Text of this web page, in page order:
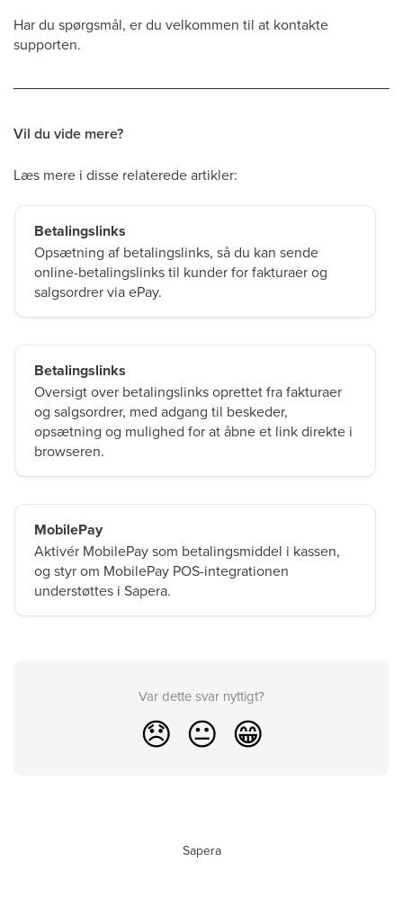
Har du spørgsmål, er du velkommen til at kontakte
supporten.
Vil du vide mere?
Læs mere i disse relaterede artikler:
Betalingslinks
Opsætning af betalingslinks, så du kan sende
online-betalingslinks til kunder for fakturaer og
salgsordrer via ePay.
Betalingslinks
Oversigt over betalingslinks oprettet fra fakturaer
og salgsordrer, med adgang til beskeder,
opsætning og mulighed for at åbne et link direkte i
browseren.
MobilePay
Aktivér MobilePay som betalingsmiddel i kassen,
og styr om MobilePay POS-integrationen
understøttes i Sapera.
Var dette svar nyttigt?
😞 😐 😁
Sapera